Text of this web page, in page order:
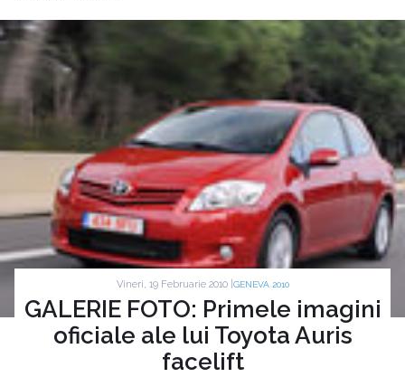
Vineri, 19 Februarie 2010 | GENEVA 2010
GALERIE FOTO: Primele imagini
oficiale ale lui Toyota Auris
facelift